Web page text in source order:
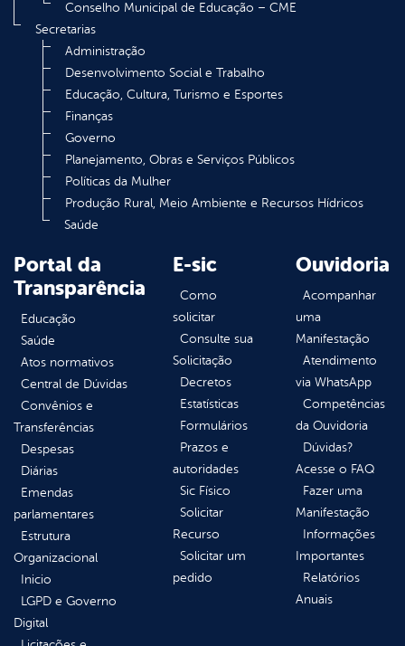
Conselho Municipal de Educação – CME
Secretarias
Administração
Desenvolvimento Social e Trabalho
Educação, Cultura, Turismo e Esportes
Finanças
Governo
Planejamento, Obras e Serviços Públicos
Políticas da Mulher
Produção Rural, Meio Ambiente e Recursos Hídricos
Saúde
Portal da
Transparência
Educação
Saúde
Atos normativos
Central de Dúvidas
Convênios e
Transferências
Despesas
Diárias
Emendas
parlamentares
Estrutura
Organizacional
Inicio
LGPD e Governo
Digital
E-sic
Como
solicitar
Consulte sua
Solicitação
Decretos
Estatísticas
Formulários
Prazos e
autoridades
Sic Físico
Solicitar
Recurso
Solicitar um
pedido
Ouvidoria
Acompanhar
uma
Manifestação
Atendimento
via WhatsApp
Competências
da Ouvidoria
Dúvidas?
Acesse o FAQ
Fazer uma
Manifestação
Informações
Importantes
Relatórios
Anuais